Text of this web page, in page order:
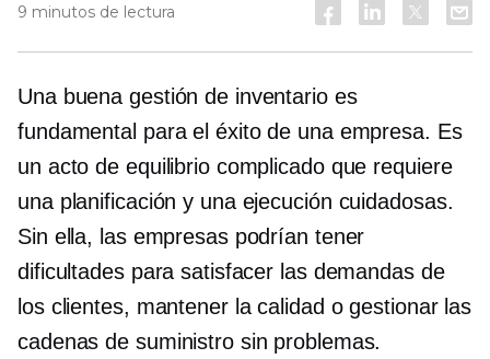
9 minutos de lectura
Una buena gestión de inventario es
fundamental para el éxito de una empresa. Es
un acto de equilibrio complicado que requiere
una planificación y una ejecución cuidadosas.
Sin ella, las empresas podrían tener
dificultades para satisfacer las demandas de
los clientes, mantener la calidad o gestionar las
cadenas de suministro sin problemas.